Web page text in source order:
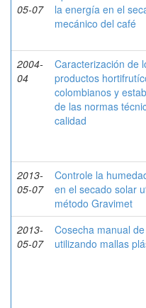
05-07
la energía en el
mecánico del café
2004-
04
Caracterización de
productos
colombianos y
de las normas
calidad
2013-
05-07
Controle la
en el secado solar
método Gravimet
2013-
05-07
Cosecha manual
utilizando mallas